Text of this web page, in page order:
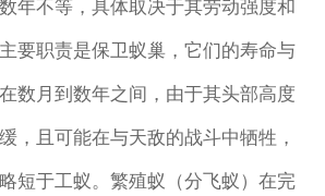
年不等，具体取决于其劳动强度和
要职责是保卫蚁巢，它们的寿命与
数月到数年之间，由于其头部高度
，且可能在与天敌的战斗中牺牲，
短于工蚁。繁殖蚁（分飞蚁）在完